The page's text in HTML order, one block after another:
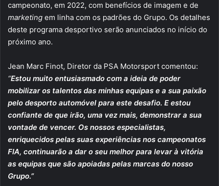
campeonato, em 2022, com benefícios de imagem e de
marketing em linha com os padrões do Grupo. Os detalhes
deste programa desportivo serão anunciados no início do
próximo ano.
Jean Marc Finot, Diretor da PSA Motorsport comentou:
“Estou muito entusiasmado com a ideia de poder
mobilizar os talentos das minhas equipas e a sua paixão
pelo desporto automóvel para este desafio. E estou
confiante de que irão, uma vez mais, demonstrar a sua
vontade de vencer. Os nossos especialistas,
enriquecidos pelas suas experiências nos campeonatos
FIA, continuarão a dar o seu melhor para levar à vitória
as equipas que são apoiadas pelas marcas do nosso
Grupo.”